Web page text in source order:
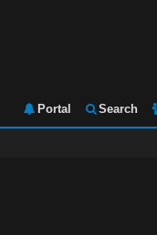
Portal Search